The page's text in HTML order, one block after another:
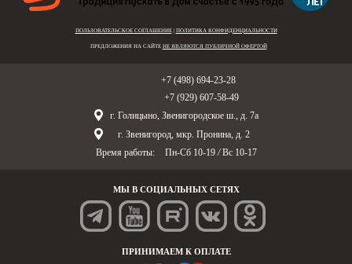
ПОЛЬЗОВАТЕЛЬСКОЕ СОГЛАШЕНИЕ| ПОЛИТИКА КОНФИДЕНЦИАЛЬНОСТИ
ПРЕДЛОЖЕНИЯ НА САЙТЕ НЕ ЯВЛЯЮТСЯ ПУБЛИЧНОЙ ОФЕРТОЙ
+7 (498) 694-23-28
+7 (929) 607-58-49
г. Голицыно, Звенигородское ш., д. 7а
г. Звенигород, мкр. Пронина, д. 2
Время работы:
Пн-Сб 10-19 / Вс 10-17
МЫ В СОЦИАЛЬНЫХ СЕТЯХ
ПРИНИМАЕМ К ОПЛАТЕ